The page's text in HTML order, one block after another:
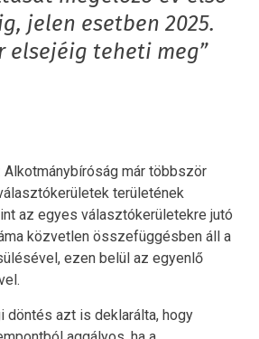
jelen esetben 2025.
elsejéig teheti meg”
Alkotmánybíróság már többször
területének
az egyes választókerületekre jutó
közvetlen összefüggésben áll a
ezen belül az egyenlő
döntés azt is deklarálta, hogy